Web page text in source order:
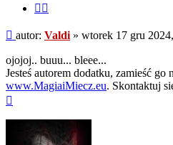
Post
autor: Valdi » wtorek 17 gru
ojojoj.. buuu... bleee...
Jesteś autorem dodatku, zamieść go
www.MagiaiMiecz.eu. Skontaktuj